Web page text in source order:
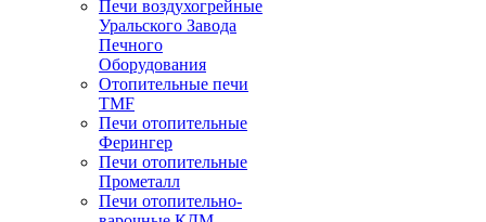
Печи воздухогрейные
Уральского Завода
Печного
Оборудования
Отопительные печи
TMF
Печи отопительные
Ферингер
Печи отопительные
Прометалл
Печи отопительно-